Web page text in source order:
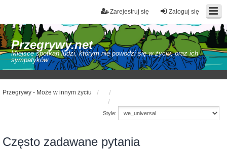
Zaloguj się
Zarejestruj się
Przegrywy.net
Miejsce spotkań ludzi, którym nie powodzi się w życiu, oraz ich
sympatyków
Przegrywy - Może w innym życiu
Style:
Często zadawane pytania